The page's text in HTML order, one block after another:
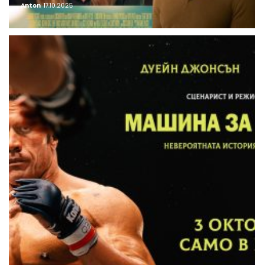
Anton 17.10.2025